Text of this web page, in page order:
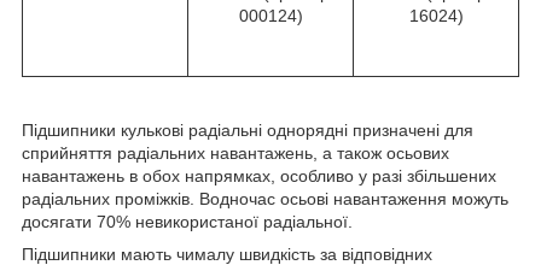
000124)
16024)
Підшипники кулькові радіальні однорядні призначені для
сприйняття радіальних навантажень, а також осьових
навантажень в обох напрямках, особливо у разі збільшених
радіальних проміжків. Водночас осьові навантаження можуть
досягати 70% невикористаної радіальної.
Підшипники мають чималу швидкість за відповідних